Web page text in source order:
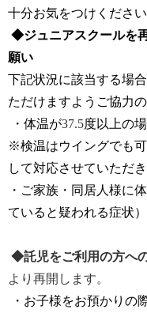
十分お気をつけください
◆ジュニアスクールを
願い
下記状況に該当する場
ただけますようご協力
・体温が37.5度以上の
※検温はウイングでも可
して対応させていただき
・ご家族・同居人様に
ていると疑われる症状
◆託児をご利用の方へ
より再開します。
・お子様をお預かりの